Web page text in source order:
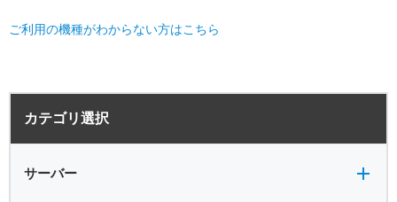
カテゴリ選択
サーバー
VPN
バックアップ
電源
サーバー全般
ご利用の機種がわからない方はこちら